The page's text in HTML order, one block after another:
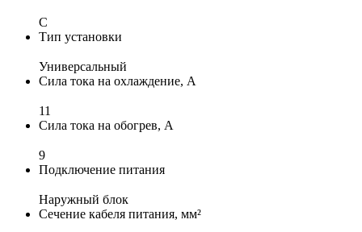
C
Тип установки
Универсальный
Сила тока на охлаждение, А
11
Сила тока на обогрев, А
9
Подключение питания
Наружный блок
Сечение кабеля питания, мм²